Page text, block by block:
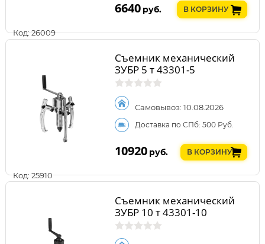
Код: 26009
6640 руб. В КОРЗИНУ
Код: 25910
Съемник механический
ЗУБР 5 т 43301-5
Самовывоз: 10.08.2026
Доставка по СПб: 500 Руб.
10920 руб. В КОРЗИНУ
Съемник механический
ЗУБР 10 т 43301-10